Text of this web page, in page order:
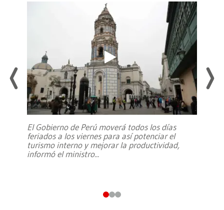
El Gobierno de Perú moverá todos los días
feriados a los viernes para así potenciar el
turismo interno y mejorar la productividad,
informó el ministro...